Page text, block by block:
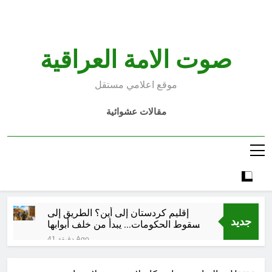
صوت الامة العراقية
موقع اعلامي مستقل
مقالات عشوائية
جديد
إقليم كردستان إلى أين؟ الطريق إلى
سقوط الحكومات… يبدأ من خلف أبوابها
المغلقة41 دقيقة Ago